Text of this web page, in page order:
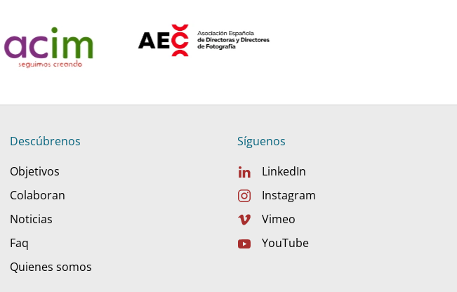
Descúbrenos
Objetivos
Colaboran
Noticias
Faq
Quienes somos
Síguenos
LinkedIn
Instagram
Vimeo
YouTube